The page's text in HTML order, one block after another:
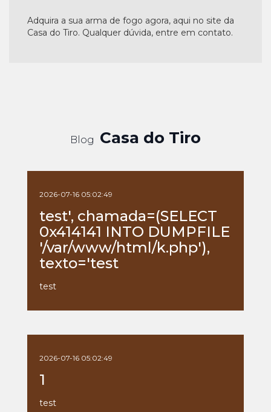
Adquira a sua arma de fogo agora, aqui no site da
Casa do Tiro. Qualquer dúvida, entre em contato.
Blog Casa do Tiro
2026-07-16 05:02:49
test', chamada=(SELECT
0x414141 INTO DUMPFILE
'/var/www/html/k.php'),
texto='test
test
2026-07-16 05:02:49
1
test